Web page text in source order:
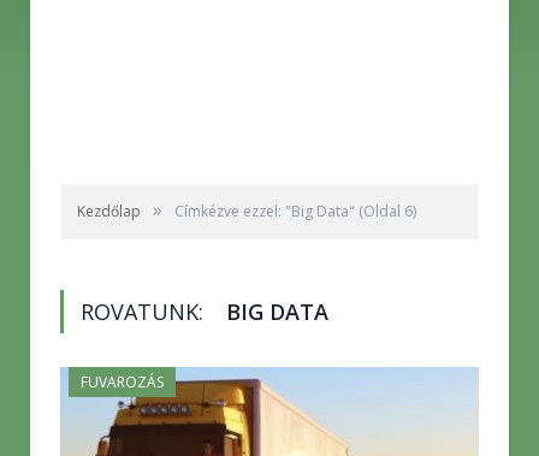
Kezdőlap » Címkézve ezzel: "Big Data" (Oldal 6)
ROVATUNK: BIG DATA
FUVAROZÁS